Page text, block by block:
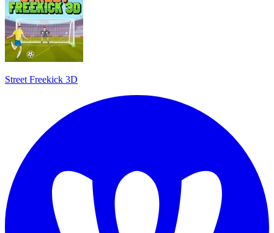
Street Freekick 3D